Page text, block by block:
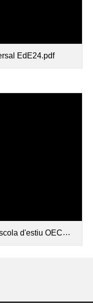
EdE24.pdf
13 de juliol 2024.pdf